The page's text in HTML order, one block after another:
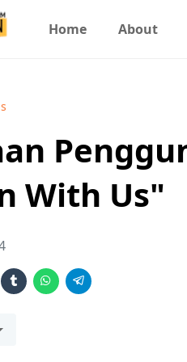
Home About
With Us"